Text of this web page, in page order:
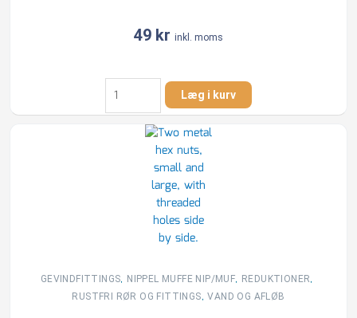
49 kr inkl. moms
1.1/2"
1.1/4"
Nippelmuffe
Læg i kurv
GEVINDFITTINGS, NIPPEL MUFFE NIP/MUF, REDUKTIONER,
RUSTFRI RØR OG FITTINGS,VAND OG AFLØB